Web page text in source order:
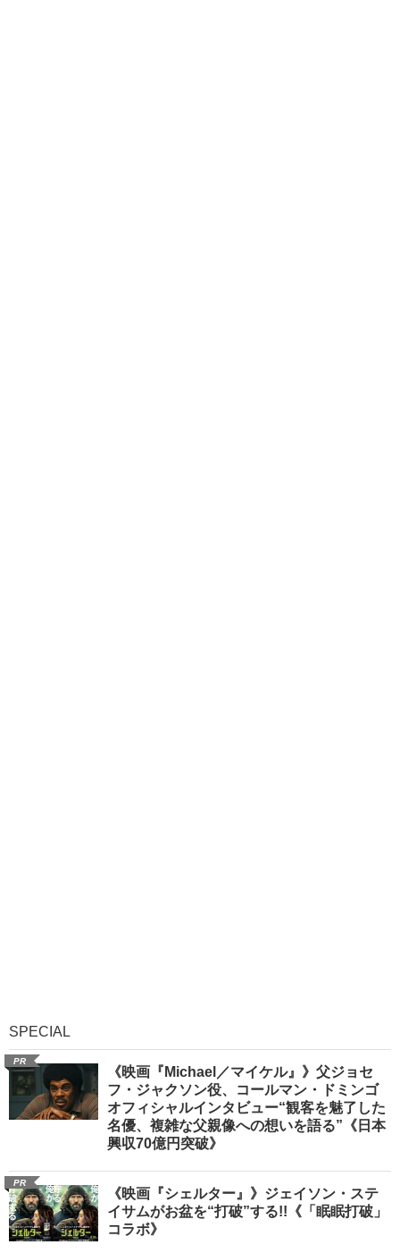
SPECIAL
PR
《映画『Michael／マイケル』》父ジョセ
フ・ジャクソン役、コールマン・ドミンゴ
オフィシャルインタビュー“観客を魅了した
名優、複雑な父親像への想いを語る”《日本
興収70億円突破》
PR
《映画『シェルター』》ジェイソン・ステ
イサムがお盆を“打破”する!!《「眠眠打破」
コラボ》